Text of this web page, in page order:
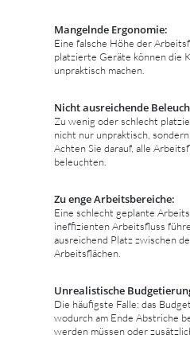
Mangelnde Ergonomie:
Eine falsche Höhe der
platzierte Geräte können die
unpraktisch machen.
Nicht ausreichende
Zu wenig oder schlecht
nicht nur unpraktisch,
Achten Sie darauf, alle
beleuchten.
Zu enge Arbeitsbereiche:
Eine schlecht geplante
ineffizienten Arbeitsfluss
ausreichend Platz zwischen
Arbeitsflächen.
Unrealistische
Die häufigste Falle: das
wodurch am Ende Abstriche
werden müssen oder